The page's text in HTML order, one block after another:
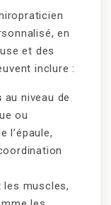
en
et des
inclure :
au niveau de
ou
l’épaule,
les muscles,